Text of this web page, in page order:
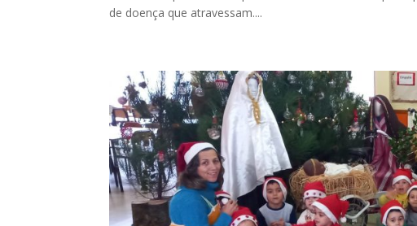
de doença que atravessam....